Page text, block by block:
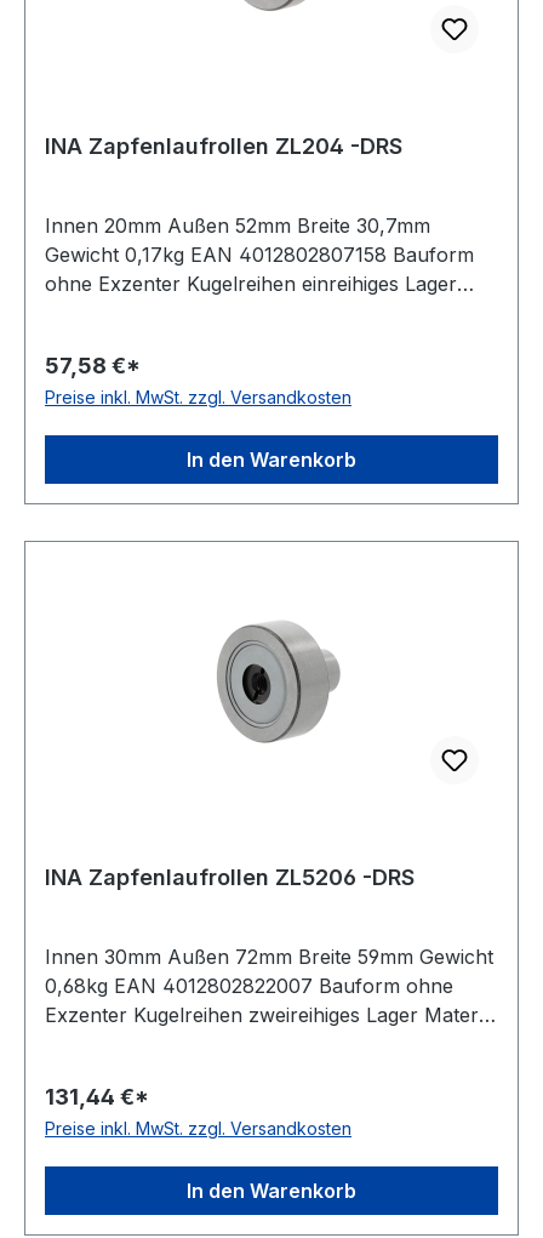
INA Zapfenlaufrollen ZL204 -DRS
Innen 20mm Außen 52mm Breite 30,7mm
Gewicht 0,17kg EAN 4012802807158 Bauform
ohne Exzenter Kugelreihen einreihiges Lager
schleifende Dichtung Temperaturbereich -20 bis
+120 °C
57,58 €*
Preise inkl. MwSt. zzgl. Versandkosten
In den Warenkorb
INA Zapfenlaufrollen ZL5206 -DRS
Innen 30mm Außen 72mm Breite 59mm Gewicht
0,68kg EAN 4012802822007 Bauform ohne
Exzenter Kugelreihen zweireihiges Lager Material
Dichtung Temperaturbereich -20 bis +120 °C
131,44 €*
Preise inkl. MwSt. zzgl. Versandkosten
In den Warenkorb